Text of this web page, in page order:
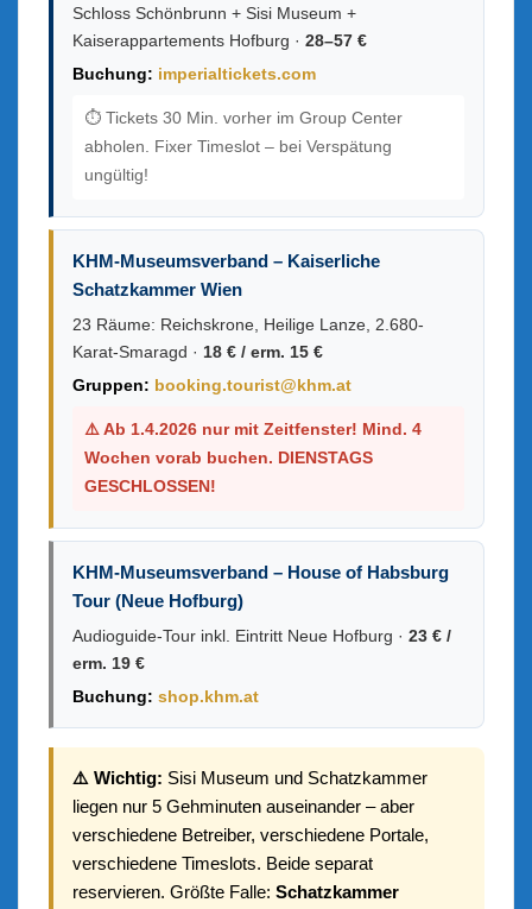
Schloss Schönbrunn + Sisi Museum +
Kaiserappartements Hofburg · 28–57 €
Buchung: imperialtickets.com
⏱️ Tickets 30 Min. vorher im Group Center
abholen. Fixer Timeslot – bei Verspätung
ungültig!
KHM-Museumsverband – Kaiserliche
Schatzkammer Wien
23 Räume: Reichskrone, Heilige Lanze, 2.680-
Karat-Smaragd · 18 € / erm. 15 €
Gruppen: booking.tourist@khm.at
⚠️ Ab 1.4.2026 nur mit Zeitfenster! Mind. 4
Wochen vorab buchen. DIENSTAGS
GESCHLOSSEN!
KHM-Museumsverband – House of Habsburg
Tour (Neue Hofburg)
Audioguide-Tour inkl. Eintritt Neue Hofburg · 23 € /
erm. 19 €
Buchung: shop.khm.at
⚠️ Wichtig: Sisi Museum und Schatzkammer
liegen nur 5 Gehminuten auseinander – aber
verschiedene Betreiber, verschiedene Portale,
verschiedene Timeslots. Beide separat
reservieren. Größte Falle: Schatzkammer